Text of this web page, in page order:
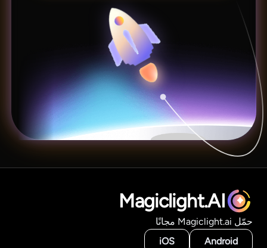
Magiclight.AI
حمّل Magiclight.ai مجانًا
Android
iOS